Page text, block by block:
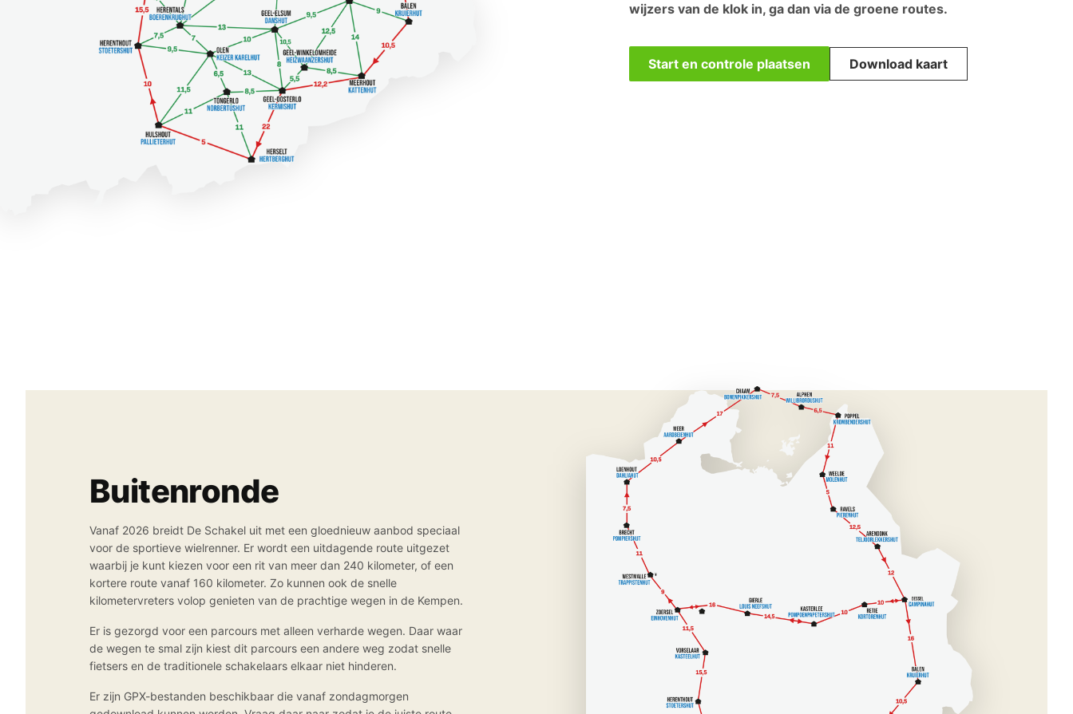
wijzers van de klok in, ga dan via de groene routes.
Start en controle plaatsen Download kaart
Buitenronde
Vanaf 2026 breidt De Schakel uit met een gloednieuw aanbod speciaal
voor de sportieve wielrenner. Er wordt een uitdagende route uitgezet
waarbij je kunt kiezen voor een rit van meer dan 240 kilometer, of een
kortere route vanaf 160 kilometer. Zo kunnen ook de snelle
kilometervreters volop genieten van de prachtige wegen in de Kempen.
Er is gezorgd voor een parcours met alleen verharde wegen. Daar waar
de wegen te smal zijn kiest dit parcours een andere weg zodat snelle
fietsers en de traditionele schakelaars elkaar niet hinderen.
Er zijn GPX-bestanden beschikbaar die vanaf zondagmorgen